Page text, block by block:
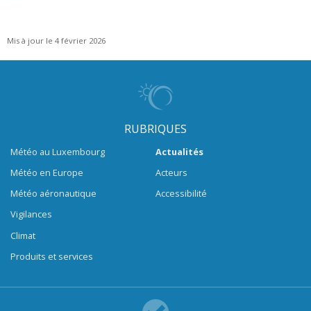
Mis à jour le 4 février 2026
RUBRIQUES
Météo au Luxembourg
Météo en Europe
Météo aéronautique
Vigilances
Climat
Produits et services
Actualités
Acteurs
Accessibilité